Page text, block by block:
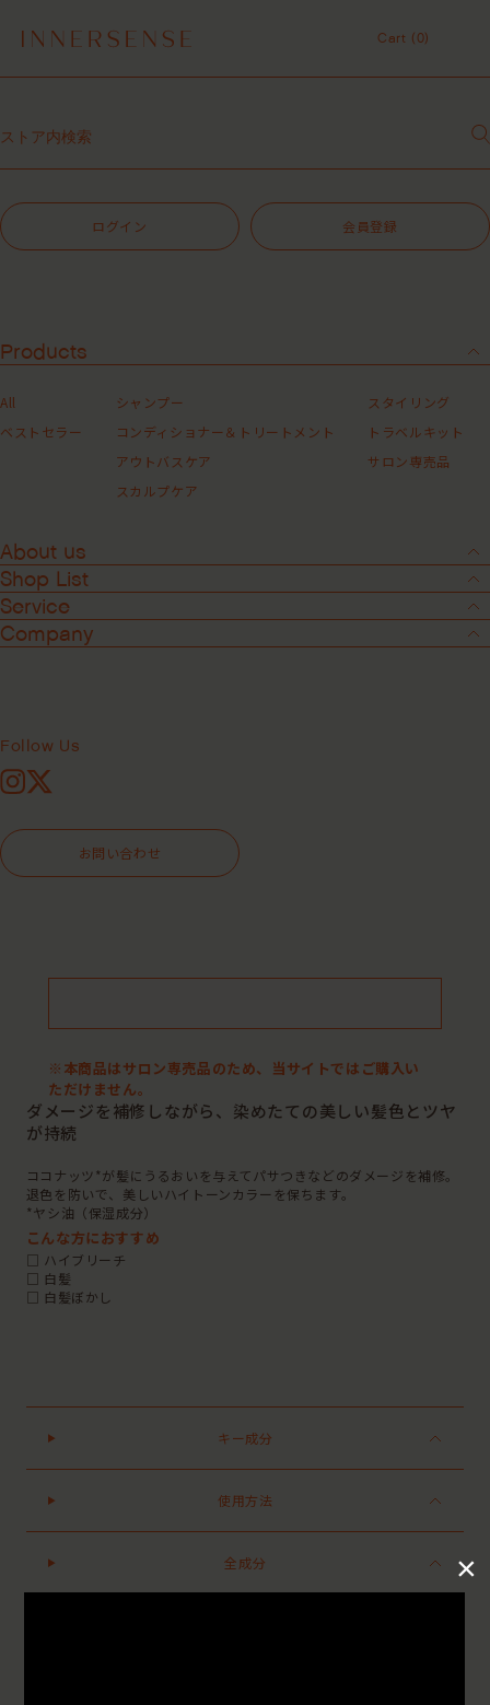
１点以上ご購入で、シャンプーコンディショナーサンプル（２種）プレ
7,700円（税込）以上ご購入で、「ピュアクラリファイングマスク
レビュー1投稿につき30ポイントプレゼント中！
令和8年熊本地震 被災地支援について
１点以上ご購入で、シャンプーコンディショナーサンプル（２種）プレ
ゼント中！
×
Cart (0)
ログイン 会員登録
Products
All
ベストセラー
シャンプー
コンディショナー＆トリートメント
アウトバスケア
スカルプケア
スタイリング
トラベルキット
サロン専売品
About us
Shop List
Service
Company
Follow Us
Instagram
X
お問い合わせ
946mL
※本商品はサロン専売品のため、当サイトではご購入い
ただけません。
ダメージを補修しながら、染めたての美しい髪色とツヤ
が持続
ココナッツ*が髪にうるおいを与えてパサつきなどのダメージを補修。
退色を防いで、美しいハイトーンカラーを保ちます。
*ヤシ油（保湿成分）
こんな方におすすめ
□ ハイブリーチ
□ 白髪
□ 白髪ぼかし
キー成分
使用方法
全成分